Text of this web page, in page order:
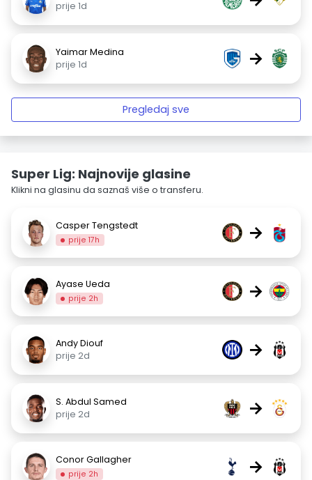
prije 1d
Yaimar Medina
prije 1d
→
Pregledaj sve
Super Lig: Najnovije glasine
Klikni na glasinu da saznaš više o transferu.
Casper Tengstedt
prije 17h →
Ayase Ueda
prije 2h →
Andy Diouf
prije 2d
→
S. Abdul Samed
prije 2d
→
Conor Gallagher
prije 2h →